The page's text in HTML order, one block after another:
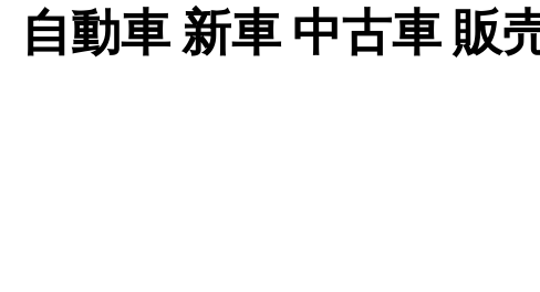
自動車 新車 中古車 販